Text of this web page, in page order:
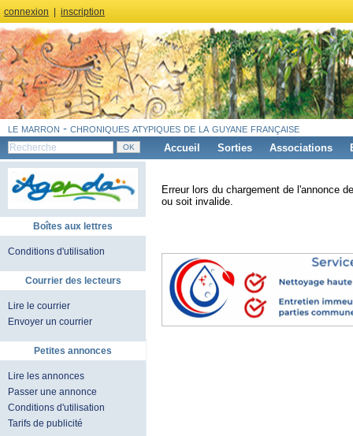
connexion inscription
le marron - chroniques atypiques de la guyane française
Accueil Sorties Associations
Boîtes aux lettres
Conditions d'utilisation
Courrier des lecteurs
Lire le courrier
Envoyer un courrier
Petites annonces
Lire les annonces
Passer une annonce
Conditions d'utilisation
Tarifs de publicité
Erreur lors du chargement de l'annonce
ou soit invalide.